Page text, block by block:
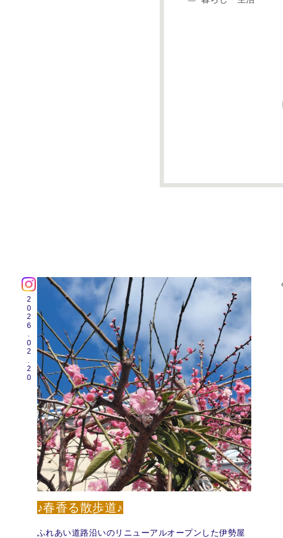
2026.02.20
♪春香る散歩道♪
ふれあい道路沿いのリニューアルオープンした伊勢屋